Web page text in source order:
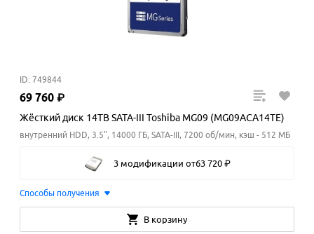
ID: 749844
69 760 ₽
Жёсткий диск 14TB SATA-III Toshiba MG09 (MG09ACA14TE)
внутренний HDD, 3.5", 14000 ГБ, SATA-III, 7200 об/мин, кэш - 512 МБ
3 модификации от63 720 ₽
Способы получения
В корзину